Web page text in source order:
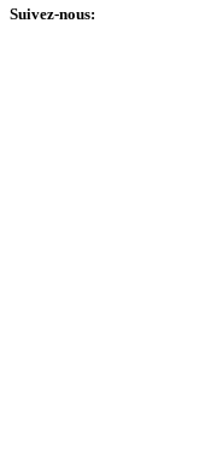
Suivez-nous: